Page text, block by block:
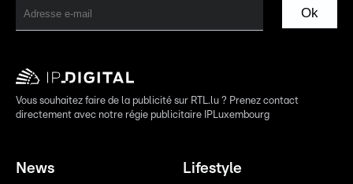
Ok
Vous souhaitez faire de la publicité sur RTL.lu ? Prenez contact
directement avec notre régie publicitaire IPLuxembourg
News Lifestyle